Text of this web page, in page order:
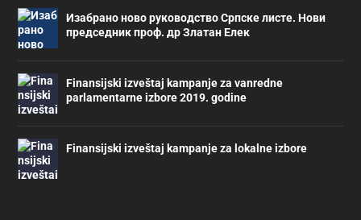
Изабрано ново руководство Српске листе. Нови
председник проф. др Златан Елек
Finansijski izveštaj kampanje za vanredne
parlamentarne izbore 2019. godine
Finansijski izveštaj kampanje za lokalne izbore